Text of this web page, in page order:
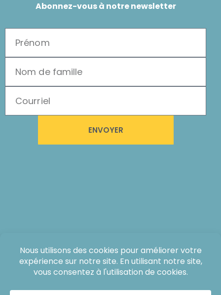
Abonnez-vous à notre newsletter
ENVOYER